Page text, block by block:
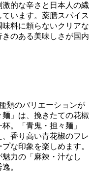
的な辛さと日本人の繊
います。薬膳スパイス
料に頼らないクリアな
のある美味しさが国内
類のバリエーションが
」は、挽きたての花椒
。「青鬼・担々麺」
香り高い青花椒のフレ
な印象を楽しめます。
力の「麻辣・汁なし
。